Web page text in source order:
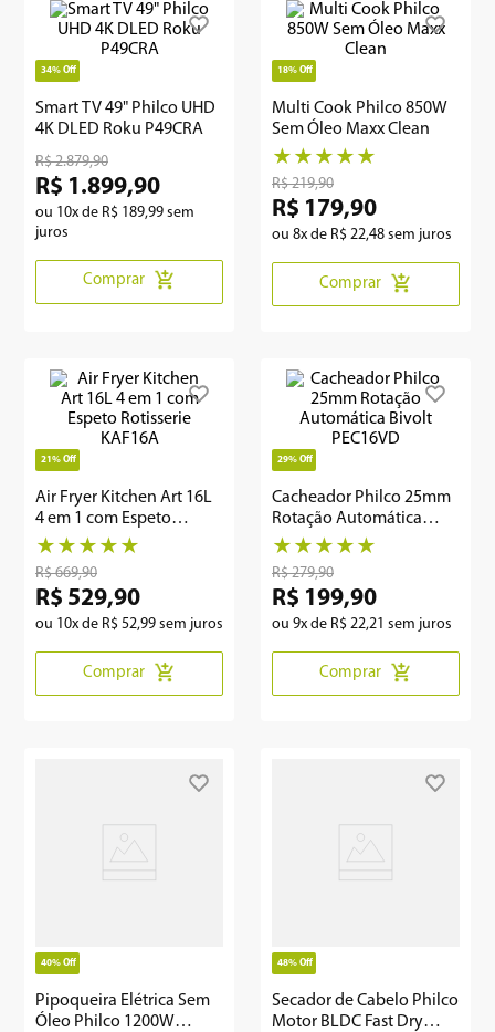
34% Off
Smart TV 49" Philco UHD
4K DLED Roku P49CRA
R$ 2.879,90
R$ 1 .899,90
ou 10x de R$ 189,99 sem
juros
Comprar
18% Off
Multi Cook Philco 850W
Sem Óleo Maxx Clean
★ ★ ★ ★ ★
R$ 219,90
R$ 179,90
ou 8x de R$ 22,48 sem juros
Comprar
21% Off
Air Fryer Kitchen Art 16L
4 em 1 com Espeto
Rotisserie KAF16A
★ ★ ★ ★ ★
R$ 669,90
R$ 529,90
ou 10x de R$ 52,99 sem juros
Comprar
29% Off
Cacheador Philco 25mm
Rotação Automática
Bivolt PEC16VD
★ ★ ★ ★ ★
R$ 279,90
R$ 199,90
ou 9x de R$ 22,21 sem juros
Comprar
40% Off
Pipoqueira Elétrica Sem
Óleo Philco 1200W
48% Off
Secador de Cabelo Philco
Motor BLDC Fast Dry
embutir
geladeira
microondas